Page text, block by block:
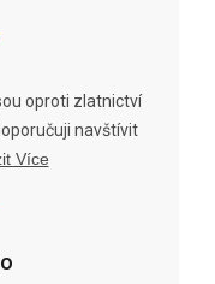
oproti zlatnictví
navštívit
Více